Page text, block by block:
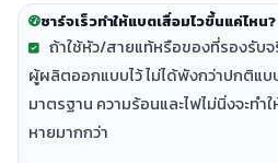
ชาร์จเร็วทำให้แบตเสื่อมไวขึ้นแค่ไหน?
ถ้าใช้หัว/สายแท้หรือของที่รองรับจ
ผู้ผลิตออกแบบไว้ ไม่ได้พังกว่าปกติแบ
มาตรฐาน ความร้อนและไฟไม่นิ่งจะทำ
หายมากกว่า